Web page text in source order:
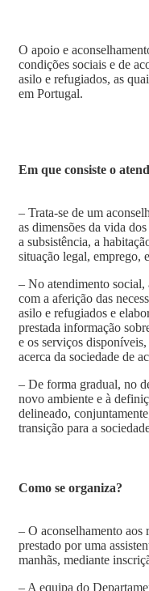
O apoio e
condições sociais e de
asilo e refugiados, as
em Portugal.
Em que consiste o
– Trata-se de um
as dimensões da vida
a subsistência, a
situação legal, emprego,
– No atendimento social,
com a aferição das
asilo e refugiados e
prestada informação
e os serviços
acerca da sociedade de
– De forma gradual, no
novo ambiente e à
delineado,
transição para a
Como se organiza?
– O aconselhamento aos
prestado por uma
manhãs, mediante
– A equipa do